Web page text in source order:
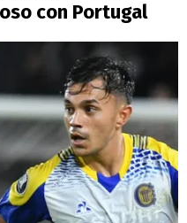
con Portugal